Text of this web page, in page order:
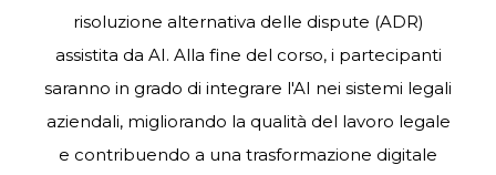
risoluzione alternativa delle dispute (ADR)
assistita da AI. Alla fine del corso, i partecipanti
saranno in grado di integrare l'AI nei sistemi legali
aziendali, migliorando la qualità del lavoro legale
e contribuendo a una trasformazione digitale